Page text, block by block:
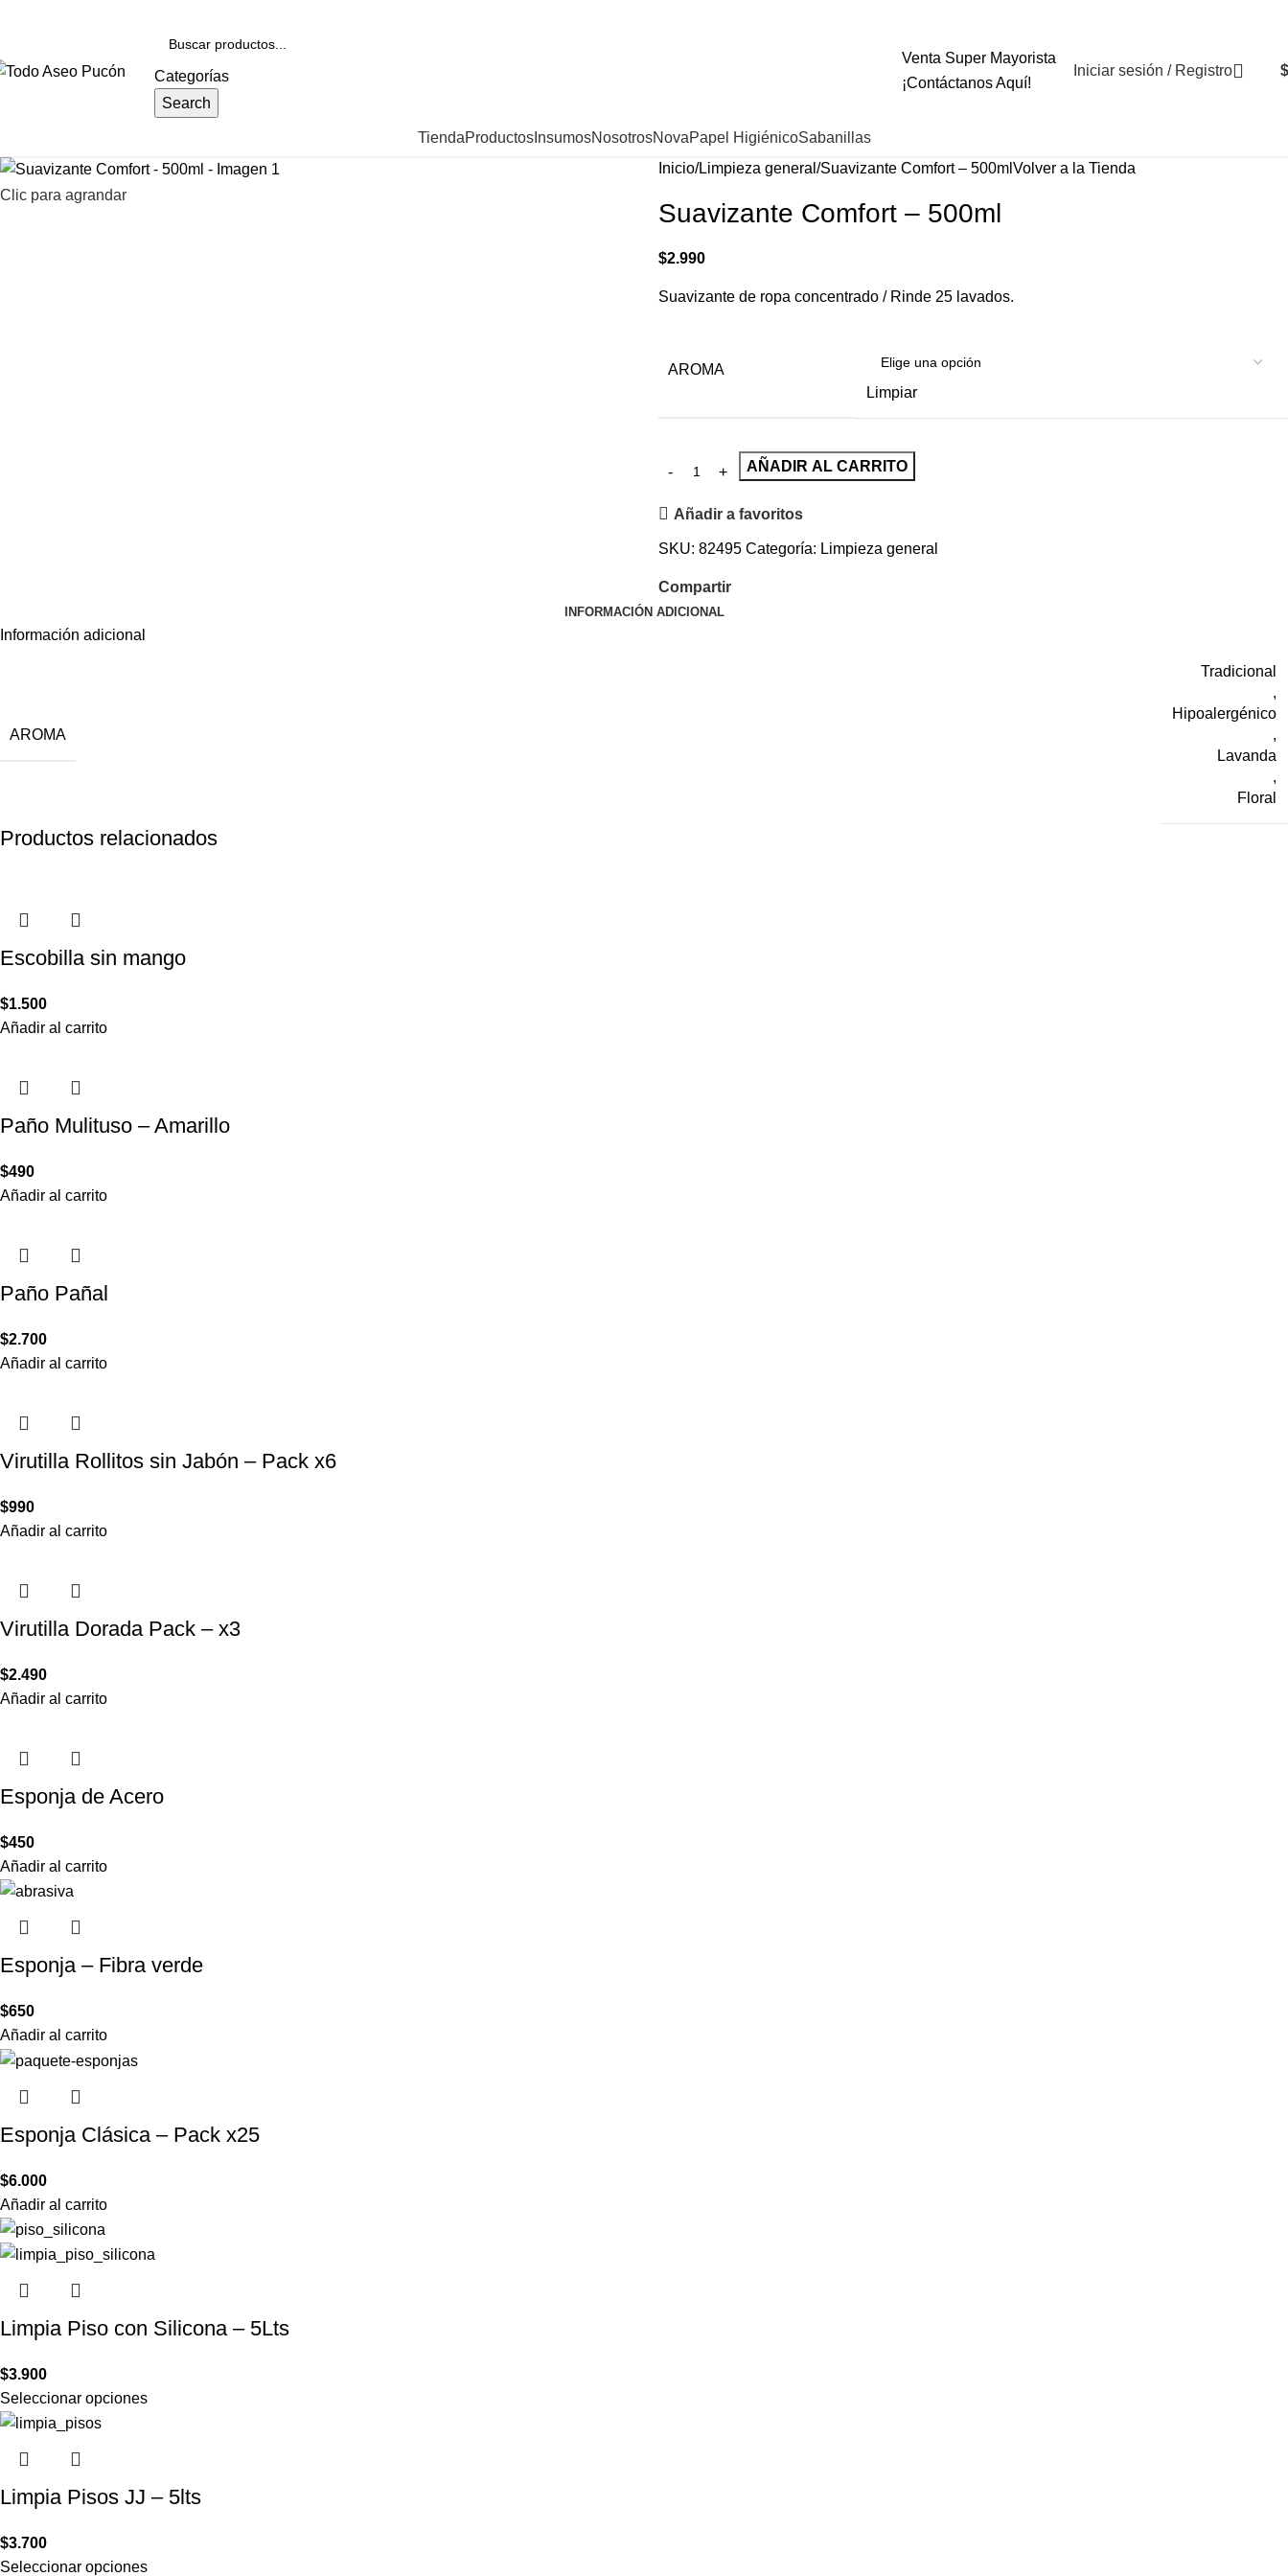
Categorías
Search
Venta Super Mayorista
¡Contáctanos Aquí!
Iniciar sesión / Registro $
TiendaProductosInsumosNosotrosNovaPapel HigiénicoSabanillas
Clic para agrandar
Inicio Limpieza general Suavizante Comfort – 500ml Volver a la Tienda
Suavizante Comfort – 500ml
$2.990
Suavizante de ropa concentrado / Rinde 25 lavados.
AROMA
Limpiar
AÑADIR AL CARRITO
Añadir a favoritos
SKU: 82495 Categoría: Limpieza general
Compartir
INFORMACIÓN ADICIONAL
Información adicional
AROMA
Tradicional
,
Hipoalergénico
,
Lavanda
,
Floral
Productos relacionados
Escobilla sin mango
$1.500
Añadir al carrito
Paño Mulituso – Amarillo
$490
Añadir al carrito
Paño Pañal
$2.700
Añadir al carrito
Virutilla Rollitos sin Jabón – Pack x6
$990
Añadir al carrito
Virutilla Dorada Pack – x3
$2.490
Añadir al carrito
Esponja de Acero
$450
Añadir al carrito
Esponja – Fibra verde
$650
Añadir al carrito
Esponja Clásica – Pack x25
$6.000
Añadir al carrito
Limpia Piso con Silicona – 5Lts
$3.900
Seleccionar opciones
Limpia Pisos JJ – 5lts
$3.700
Seleccionar opciones